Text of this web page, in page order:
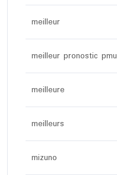
meilleur
meilleur pronostic pmu
meilleure
meilleurs
mizuno